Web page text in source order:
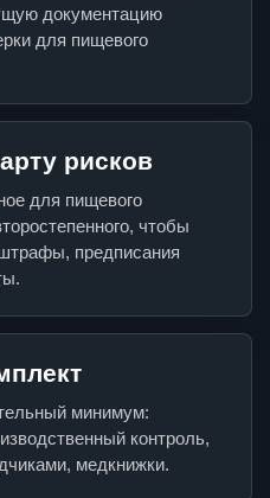
документацию
для пищевого
рисков
для пищевого
чтобы
предписания
минимум:
контроль,
медкнижки.